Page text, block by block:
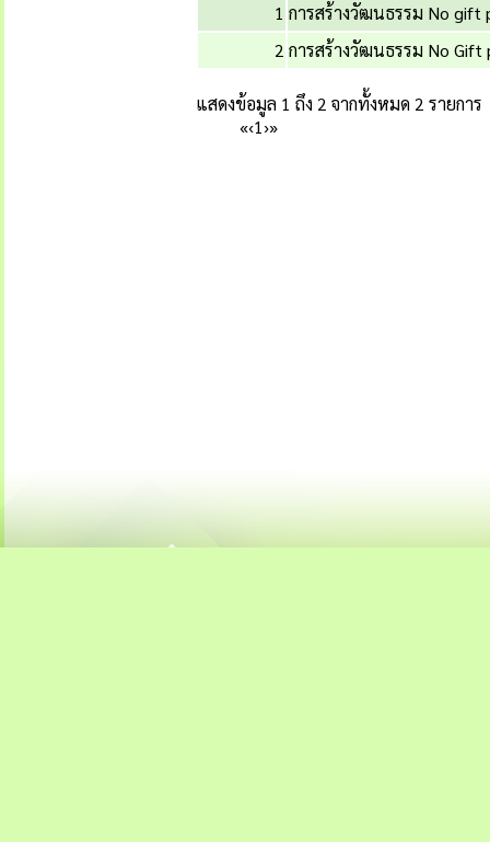
1 การสร้างวัฒนธรรม No
2 การสร้างวัฒนธรรม No
แสดงข้อมูล 1 ถึง 2 จากทั้งหมด 2 รายการ
«‹1›»